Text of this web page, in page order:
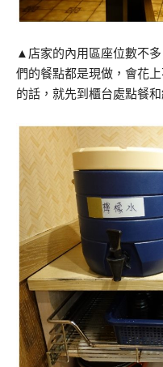
▲店家的內用區座位數不
們的餐點都是現做，會花
的話，就先到櫃台處點餐